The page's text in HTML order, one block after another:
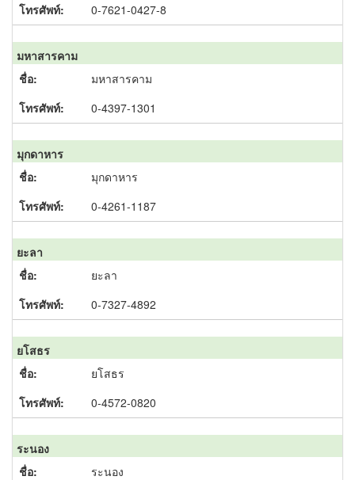
0-7621-0427-8
มหาสารคาม
มหาสารคาม
0-4397-1301
มุกดาหาร
มุกดาหาร
0-4261-1187
ยะลา
ยะลา
0-7327-4892
ยโสธร
ยโสธร
0-4572-0820
ระนอง
ระนอง